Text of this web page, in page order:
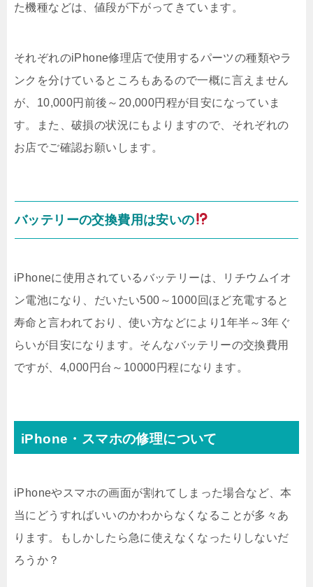
た機種などは、値段が下がってきています。
それぞれのiPhone修理店で使用するパーツの種類やラ
ンクを分けているところもあるので一概に言えません
が、10,000円前後～20,000円程が目安になっていま
す。また、破損の状況にもよりますので、それぞれの
お店でご確認お願いします。
バッテリーの交換費用は安いの
iPhoneに使用されているバッテリーは、リチウムイオ
ン電池になり、だいたい500～1000回ほど充電すると
寿命と言われており、使い方などにより1年半～3年ぐ
らいが目安になります。そんなバッテリーの交換費用
ですが、4,000円台～10000円程になります。
iPhone・スマホの修理について
iPhoneやスマホの画面が割れてしまった場合など、本
当にどうすればいいのかわからなくなることが多々あ
ります。もしかしたら急に使えなくなったりしないだ
ろうか？